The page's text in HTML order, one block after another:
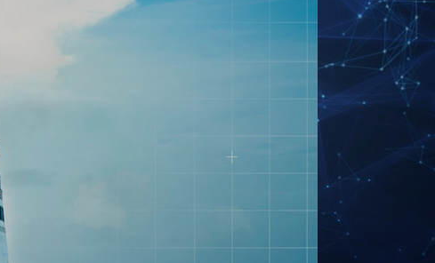
Ehrenamtliche Scientology Geistliche
Einführungsvorträge